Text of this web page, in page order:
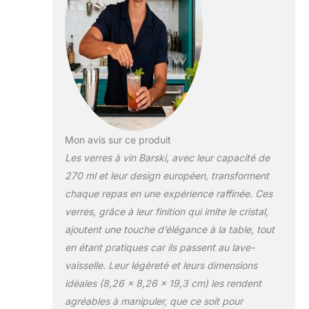
Mon avis sur ce produit
Les verres à vin Barski, avec leur capacité de
270 ml et leur design européen, transforment
chaque repas en une expérience raffinée. Ces
verres, grâce à leur finition qui imite le cristal,
ajoutent une touche d’élégance à la table, tout
en étant pratiques car ils passent au lave-
vaisselle. Leur légèreté et leurs dimensions
idéales (8,26 x 8,26 x 19,3 cm) les rendent
agréables à manipuler, que ce soit pour